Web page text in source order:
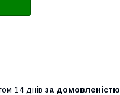
14 днів за домовленістю